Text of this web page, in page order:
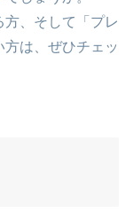
方、そして「プレ
は、ぜひチェッ